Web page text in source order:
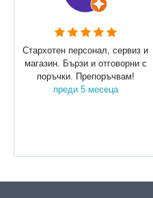
Стархотен персонал, сервиз и
магазин. Бързи и отговорни с
поръчки. Препоръчвам!
преди 5 месеца